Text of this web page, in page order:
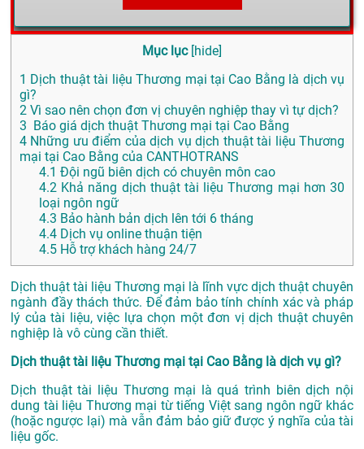
Mục lục [hide]
1 Dịch thuật tài liệu Thương mại tại Cao Bằng là dịch vụ
gì?
2 Vì sao nên chọn đơn vị chuyên nghiệp thay vì tự dịch?
3 Báo giá dịch thuật Thương mại tại Cao Bằng
4 Những ưu điểm của dịch vụ dịch thuật tài liệu Thương
mại tại Cao Bằng của CANTHOTRANS
4.1 Đội ngũ biên dịch có chuyên môn cao
4.2 Khả năng dịch thuật tài liệu Thương mại hơn 30
loại ngôn ngữ
4.3 Bảo hành bản dịch lên tới 6 tháng
4.4 Dịch vụ online thuận tiện
4.5 Hỗ trợ khách hàng 24/7
Dịch thuật tài liệu Thương mại là lĩnh vực dịch thuật chuyên
ngành đầy thách thức. Để đảm bảo tính chính xác và pháp
lý của tài liệu, việc lựa chọn một đơn vị dịch thuật chuyên
nghiệp là vô cùng cần thiết.
Dịch thuật tài liệu Thương mại tại Cao Bằng là dịch vụ gì?
Dịch thuật tài liệu Thương mại là quá trình biên dịch nội
dung tài liệu Thương mại từ tiếng Việt sang ngôn ngữ khác
(hoặc ngược lại) mà vẫn đảm bảo giữ được ý nghĩa của tài
liệu gốc.